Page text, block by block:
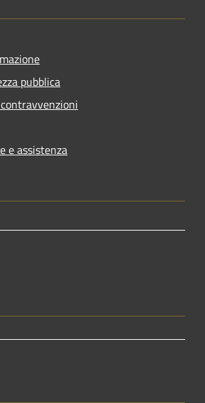
pubblica
e assistenza